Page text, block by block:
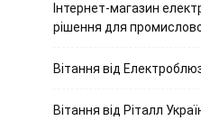
Інтернет-магазин
рішення для
Вітання від
Вітання від Ріталл